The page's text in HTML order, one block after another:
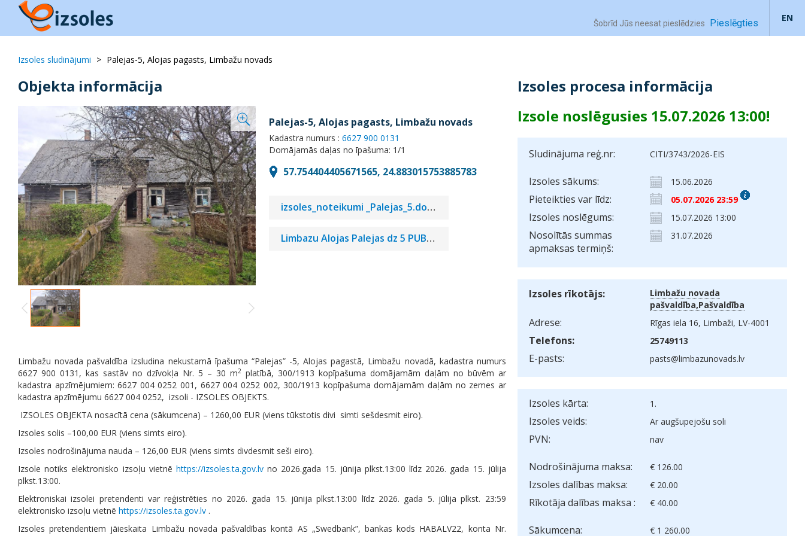
Šobrīd Jūs neesat pieslēdzies Pieslēgties EN
Izsoles sludinājumi Palejas-5, Alojas pagasts, Limbažu novads
Izsoles procesa informācija
Izsole noslēgusies 15.07.2026 13:00!
Sludinājuma reģ.nr: CITI/3743/2026-EIS
Izsoles sākums: 15.06.2026
Pieteikties var līdz: 05.07.2026 23:59
Izsoles noslēgums: 15.07.2026 13:00
Nosolītās summas
apmaksas termiņš:
31.07.2026
Izsoles rīkotājs:
Limbažu novada
pašvaldība,Pašvaldība
Adrese: Rīgas iela 16, Limbaži, LV-4001
Telefons: 25749113
E-pasts: pasts@limbazunovads.lv
Izsoles kārta: 1.
Izsoles veids: Ar augšupejošu soli
PVN: nav
Nodrošinājuma maksa: € 126.00
Izsoles dalības maksa: € 20.00
Rīkotāja dalības maksa : € 40.00
Sākumcena: € 1 260.00
Objekta informācija
Palejas-5, Alojas pagasts, Limbažu novads
Kadastra numurs :6627 900 0131
Domājamās daļas no īpašuma: 1/1
57.754404405671565, 24.883015753885783
izsoles_noteikumi _Palejas_5.docx
Limbazu Alojas Palejas dz 5 PUBLIC.pdf
Limbažu novada pašvaldība izsludina nekustamā īpašuma “Palejas” -5, Alojas pagastā, Limbažu novadā, kadastra numurs
6627 900 0131, kas sastāv no dzīvokļa Nr. 5 – 30 m2platībā, 300/1913 kopīpašuma domājamām daļām no būvēm ar
kadastra apzīmējumiem: 6627 004 0252 001, 6627 004 0252 002, 300/1913 kopīpašuma domājamām daļām no zemes ar
kadastra apzīmējumu 6627 004 0252, izsoli - IZSOLES OBJEKTS.
IZSOLES OBJEKTA nosacītā cena (sākumcena) – 1260,00 EUR (viens tūkstotis divi simti sešdesmit eiro).
Izsoles solis –100,00 EUR (viens simts eiro).
Izsoles nodrošinājuma nauda – 126,00 EUR (viens simts divdesmit seši eiro).
Izsole notiks elektronisko izsoļu vietnē https://izsoles.ta.gov.lvno 2026.gada 15. jūnija plkst.13:00 līdz 2026. gada 15. jūlija
plkst.13:00.
Elektroniskai izsolei pretendenti var reģistrēties no 2026. gada 15. jūnija plkst.13:00 līdz 2026. gada 5. jūlija plkst. 23:59
elektronisko izsoļu vietnē https://izsoles.ta.gov.lv .
Izsoles pretendentiem jāieskaita Limbažu novada pašvaldības kontā AS „Swedbank”, bankas kods HABALV22, konta Nr.